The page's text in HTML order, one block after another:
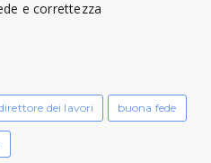
e correttezza
dei lavori buona fede